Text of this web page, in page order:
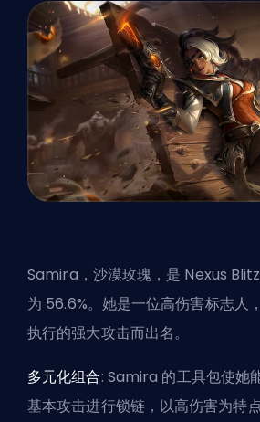
Samira，沙漠玫瑰，是 Nexus
为 56.6%。她是一位高伤害标志人
执行的强大攻击而出名。
多元化组合: Samira 的工具包使她
基本攻击进行锁链，以高伤害为特